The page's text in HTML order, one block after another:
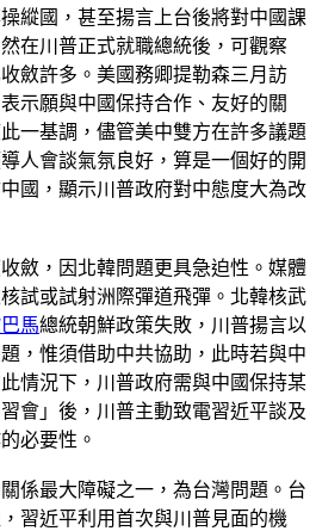
縱國，甚至揚言上台後將對中國課
在川普正式就職總統後，可觀察
斂許多。美國務卿提勒森三月訪
示願與中國保持合作、友好的關
一基調，儘管美中雙方在許多議題
人會談氣氛良好，算是一個好的開
國，顯示川普政府對中態度大為改
斂，因北韓問題更具急迫性。媒體
試或試射洲際彈道飛彈。北韓核武
馬總統朝鮮政策失敗，川普揚言以
，惟須借助中共協助，此時若與中
情況下，川普政府需與中國保持某
會」後，川普主動致電習近平談及
必要性。
係最大障礙之一，為台灣問題。台
習近平利用首次與川普見面的機